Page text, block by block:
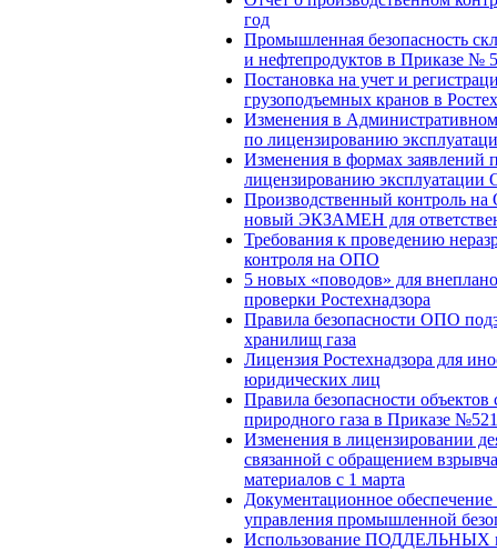
год
Промышленная безопасность
и нефтепродуктов в Приказе №
Постановка на учет и
грузоподъемных кранов в
Изменения в Административном
по лицензированию
Изменения в формах заявлений
лицензированию
Производственный контроль
новый ЭКЗАМЕН для
Требования к проведению
контроля на ОПО
5 новых «поводов» для
проверки Ростехнадзора
Правила безопасности ОПО
хранилищ газа
Лицензия Ростехнадзора для
юридических лиц
Правила безопасности
природного газа в Приказе №521
Изменения в лицензировании
связанной с обращением
материалов с 1 марта
Документационное обеспечение
управления промышленной
Использование ПОДДЕЛЬНЫХ